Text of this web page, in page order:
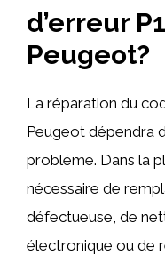
d’erreur
Peugeot?
La réparation du
Peugeot dépendra
problème. Dans la
nécessaire de
défectueuse, de
électronique ou de